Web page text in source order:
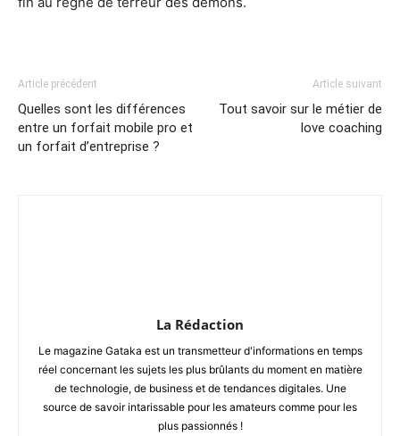
Article précédent
Quelles sont les différences
entre un forfait mobile pro et
un forfait d’entreprise ?
Article suivant
Tout savoir sur le métier de
love coaching
réel concernant les sujets les plus brûlants du moment en matière
source de savoir intarissable pour les amateurs comme pour les
plus passionnés !